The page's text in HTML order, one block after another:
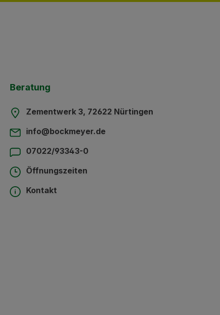
Beratung
Zementwerk 3, 72622 Nürtingen
info@bockmeyer.de
07022/93343-0
Öffnungszeiten
Kontakt